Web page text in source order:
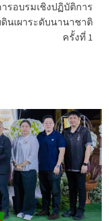
รอบรมเชิงปฏิบัติการ
นเผาระดับนานาชาติ
ครั้งที่ 1